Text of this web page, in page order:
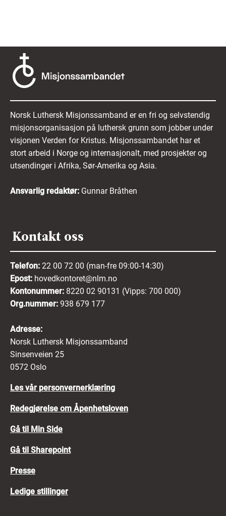
Norsk Luthersk Misjonssamband er en fri og selvstendig
misjonsorganisasjon på luthersk grunn som jobber under
visjonen Verden for Kristus. Misjonssambandet har et
stort arbeid i Norge og internasjonalt, med prosjekter og
utsendinger i Afrika, Sør-Amerika og Asia.
Ansvarlig redaktør: Gunnar Bråthen
Kontakt oss
Telefon: 22 00 72 00 (man-fre 09:00-14:30)
Epost: hovedkontoret@nlm.no
Kontonummer: 8220 02 90131 (Vipps: 700 000)
Org.nummer: 938 679 177
Adresse:
Norsk Luthersk Misjonssamband
Sinsenveien 25
0572 Oslo
Les vår personvernerklæring
Redegjørelse om Åpenhetsloven
Gå til Min Side
Gå til Sharepoint
Presse
Ledige stillinger